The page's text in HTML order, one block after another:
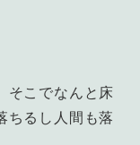
そこでなんと床
るし人間も落